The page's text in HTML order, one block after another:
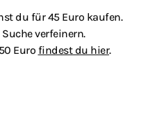
du für 45 Euro kaufen.
verfeinern.
Euro findest du hier.